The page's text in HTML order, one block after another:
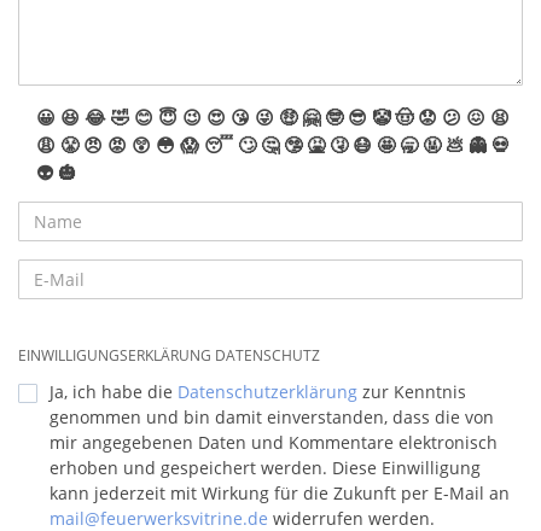
😀 😆 😂🤣 😊 😇 😉 😍 😘 😜 🤑 🤗 🤓 😎 🤡🤠 😟 😕 😖 😫
😩 😤 😠 😡 😲 😳 😱 😴 🙄 🤔 🤥 🤮 🤧 😷 🤩 🥱 🤬 💩 👻 💀
👽 🎃
EINWILLIGUNGSERKLÄRUNG DATENSCHUTZ
Ja, ich habe die Datenschutzerklärung zur Kenntnis
genommen und bin damit einverstanden, dass die von
mir angegebenen Daten und Kommentare elektronisch
erhoben und gespeichert werden. Diese Einwilligung
kann jederzeit mit Wirkung für die Zukunft per E-Mail an
mail@feuerwerksvitrine.de widerrufen werden.